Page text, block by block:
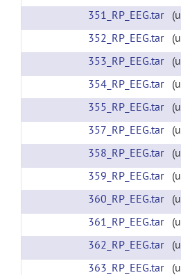
351_RP_EEG.tar(url)
352_RP_EEG.tar(url)
353_RP_EEG.tar(url)
354_RP_EEG.tar(url)
355_RP_EEG.tar(url)
357_RP_EEG.tar(url)
358_RP_EEG.tar(url)
359_RP_EEG.tar(url)
360_RP_EEG.tar(url)
361_RP_EEG.tar(url)
362_RP_EEG.tar(url)
363_RP_EEG.tar(url)